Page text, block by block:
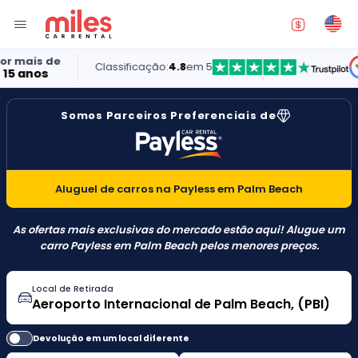
Classificação:4.8em 5 5.0
Somos Parceiros Preferenciais de
Aluguel de carros na Payless em Palm Beach
As ofertas mais exclusivas do mercado estão aqui! Alugue um
carro Payless em Palm Beach pelos menores preços.
Local de Retirada
Devolução em um local diferente